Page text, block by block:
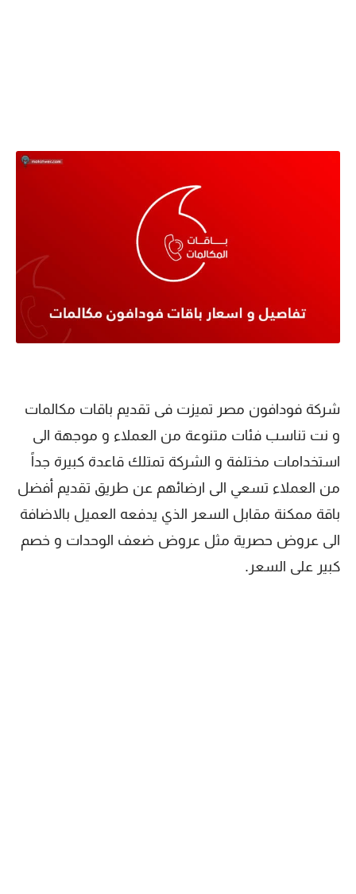
شركة فودافون مصر تميزت فى تقديم باقات مكالمات
و نت تناسب فئات متنوعة من العملاء و موجهة الى
استخدامات مختلفة و الشركة تمتلك قاعدة كبيرة جداً
من العملاء تسعي الى ارضائهم عن طريق تقديم أفضل
باقة ممكنة مقابل السعر الذي يدفعه العميل بالاضافة
الى عروض حصرية مثل عروض ضعف الوحدات و خصم
كبير على السعر.